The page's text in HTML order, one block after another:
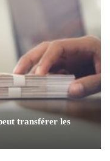
transférer les